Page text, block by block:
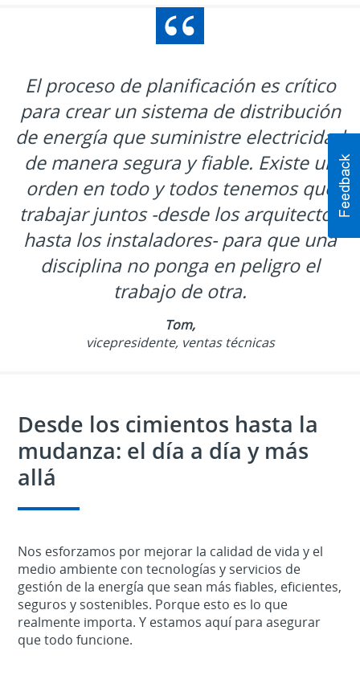
El proceso de planificación es crítico
para crear un sistema de distribución
de energía que suministre electricidad
de manera segura y fiable. Existe un
orden en todo y todos tenemos que
trabajar juntos -desde los arquitectos
hasta los instaladores- para que una
disciplina no ponga en peligro el
trabajo de otra.
Tom,
vicepresidente, ventas técnicas
Desde los cimientos hasta la
mudanza: el día a día y más
allá
Nos esforzamos por mejorar la calidad de vida y el
medio ambiente con tecnologías y servicios de
gestión de la energía que sean más fiables, eficientes,
seguros y sostenibles. Porque esto es lo que
realmente importa. Y estamos aquí para asegurar
que todo funcione.